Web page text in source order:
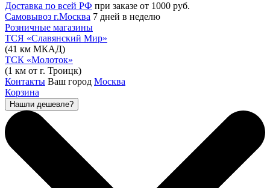
Доставка по всей РФ при заказе от 1000 руб.
Самовывоз г.Москва 7 дней в неделю
Розничные магазины
ТСЯ «Славянский Мир»
(41 км МКАД)
ТСК «Молоток»
(1 км от г. Троицк)
Контакты Ваш город Москва
Корзина
Нашли дешевле?